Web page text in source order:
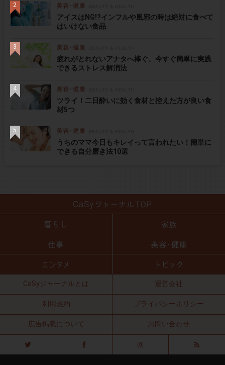
アイスはNG!?インフルや風邪の時は絶対に食べて
はいけない食品
疲れがとれないアナタへ捧ぐ、今すぐ簡単に実践
できるストレス解消法
ツライ！二日酔いに効く食材と控えた方が良い食
材5つ
うちのママ今日もキレイって言われたい！簡単に
できる自分磨き法10選
CaSyジャーナルとは 運営会社
利用規約 プライバシーポリシー
広告掲載について お問い合わせ